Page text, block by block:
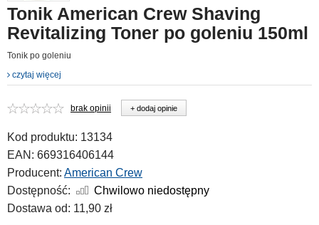
Tonik American Crew Shaving
Revitalizing Toner po goleniu 150ml
Tonik po goleniu
czytaj więcej
brak opinii + dodaj opinie
Kod produktu: 13134
EAN: 669316406144
Producent: American Crew
Dostępność:
Chwilowo niedostępny
Dostawa od: 11,90 zł